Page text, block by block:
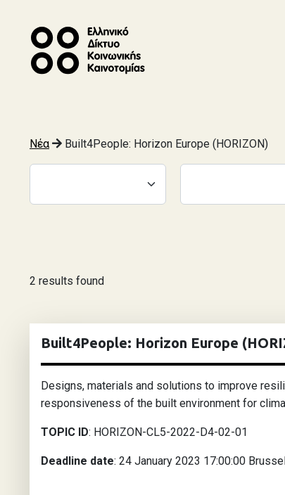
Νέα Built4People: Horizon Europe (HORIZON)
2 results found
Built4People: Horizon Europe
Designs, materials and solutions to improve
responsiveness of the built environment for
TOPIC ID: HORIZON-CL5-2022-D4-02-01
Deadline date: 24 January 2023 17:00:00